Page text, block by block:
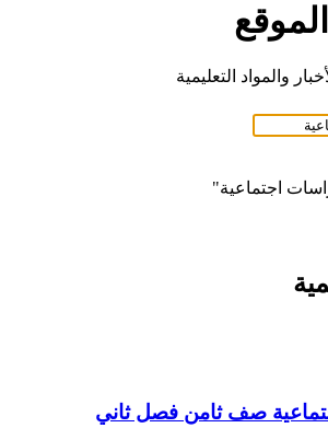
والمواد التعليمية
اجتماعية"
صف ثامن فصل ثاني